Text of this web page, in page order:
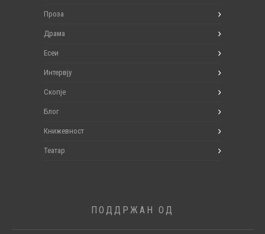
Проза
Драма
Есеи
Интервју
Скопје
Блог
Книжевност
Театар
ПОДДРЖАН ОД